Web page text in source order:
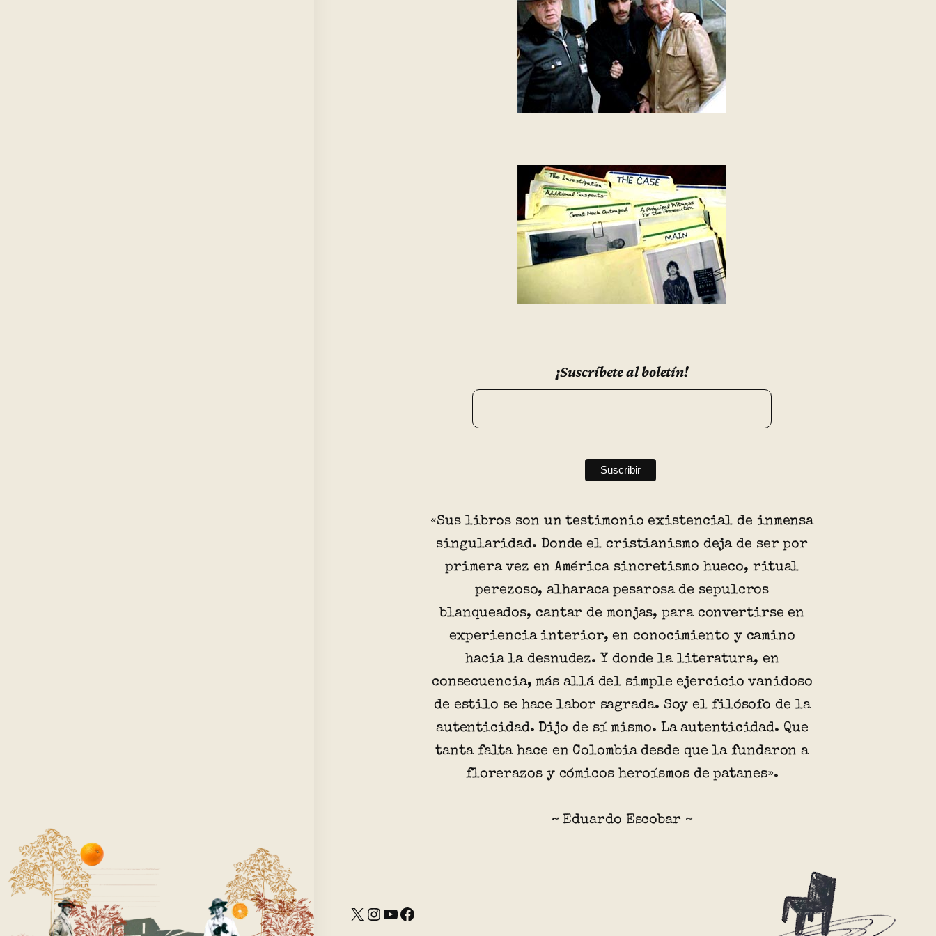
¡Suscríbete al boletín!
«Sus libros son un testimonio existencial de inmensa
singularidad. Donde el cristianismo deja de ser por
primera vez en América sincretismo hueco, ritual
perezoso, alharaca pesarosa de sepulcros
blanqueados, cantar de monjas, para convertirse en
experiencia interior, en conocimiento y camino
hacia la desnudez. Y donde la literatura, en
consecuencia, más allá del simple ejercicio vanidoso
de estilo se hace labor sagrada. Soy el filósofo de la
autenticidad. Dijo de sí mismo. La autenticidad. Que
tanta falta hace en Colombia desde que la fundaron a
florerazos y cómicos heroísmos de patanes».
~ Eduardo Escobar ~
X Instagram YouTube Facebook